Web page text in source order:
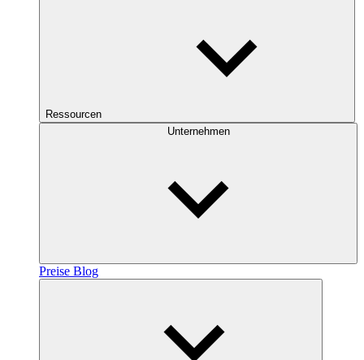
Ressourcen
Unternehmen
Preise Blog